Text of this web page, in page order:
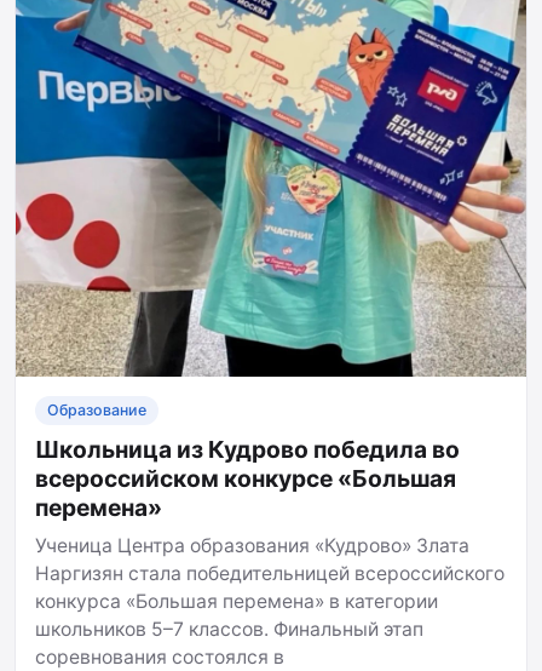
Образование
Школьница из Кудрово победила во
всероссийском конкурсе «Большая
перемена»
Ученица Центра образования «Кудрово» Злата
Наргизян стала победительницей всероссийского
конкурса «Большая перемена» в категории
школьников 5–7 классов. Финальный этап
соревнования состоялся в